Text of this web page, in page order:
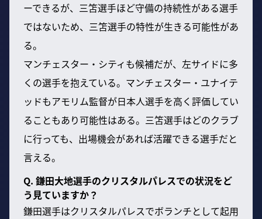
ーできるが、三笘選手ほど守備の持続性がある選手
ではないため、三笘選手の特性が生きる可能性があ
る。
マンチェスター・シティも候補だが、左サイドに多
くの選手を抱えている。マンチェスター・ユナイテ
ッドもアモリム監督が日本人選手を高く評価してい
ることもあり可能性はある。三笘選手はどのクラブ
に行っても、出場機会があれば活躍できる選手だと
言える。
Q. 鎌田大地選手のクリスタルパレスでの状況をど
う見ていますか？
鎌田選手はクリスタルパレスでボランチとして起用